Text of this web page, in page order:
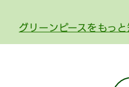
グリーンピースをもっと